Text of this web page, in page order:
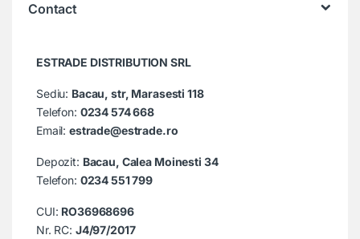
Contact
ESTRADE DISTRIBUTION SRL
Sediu: Bacau, str, Marasesti 118
Telefon: 0234 574 668
Email:estrade@estrade.ro
Depozit: Bacau, Calea Moinesti 34
Telefon: 0234 551 799
CUI: RO36968696
Nr. RC: J4/97/2017